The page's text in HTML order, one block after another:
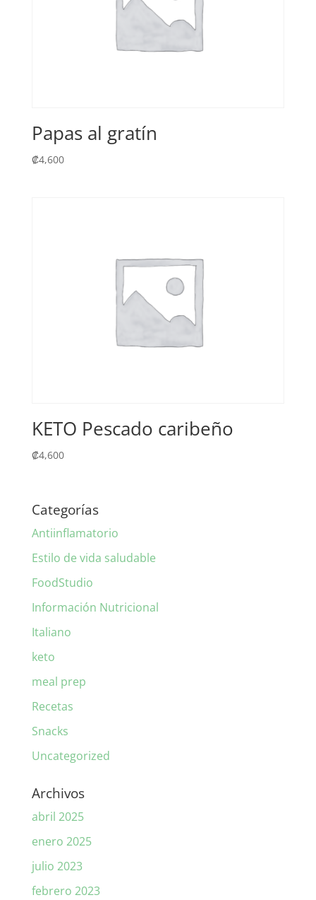
Papas al gratín
₡4,600
KETO Pescado caribeño
₡4,600
Categorías
Antiinflamatorio
Estilo de vida saludable
FoodStudio
Información Nutricional
Italiano
keto
meal prep
Recetas
Snacks
Uncategorized
Archivos
abril 2025
enero 2025
julio 2023
febrero 2023